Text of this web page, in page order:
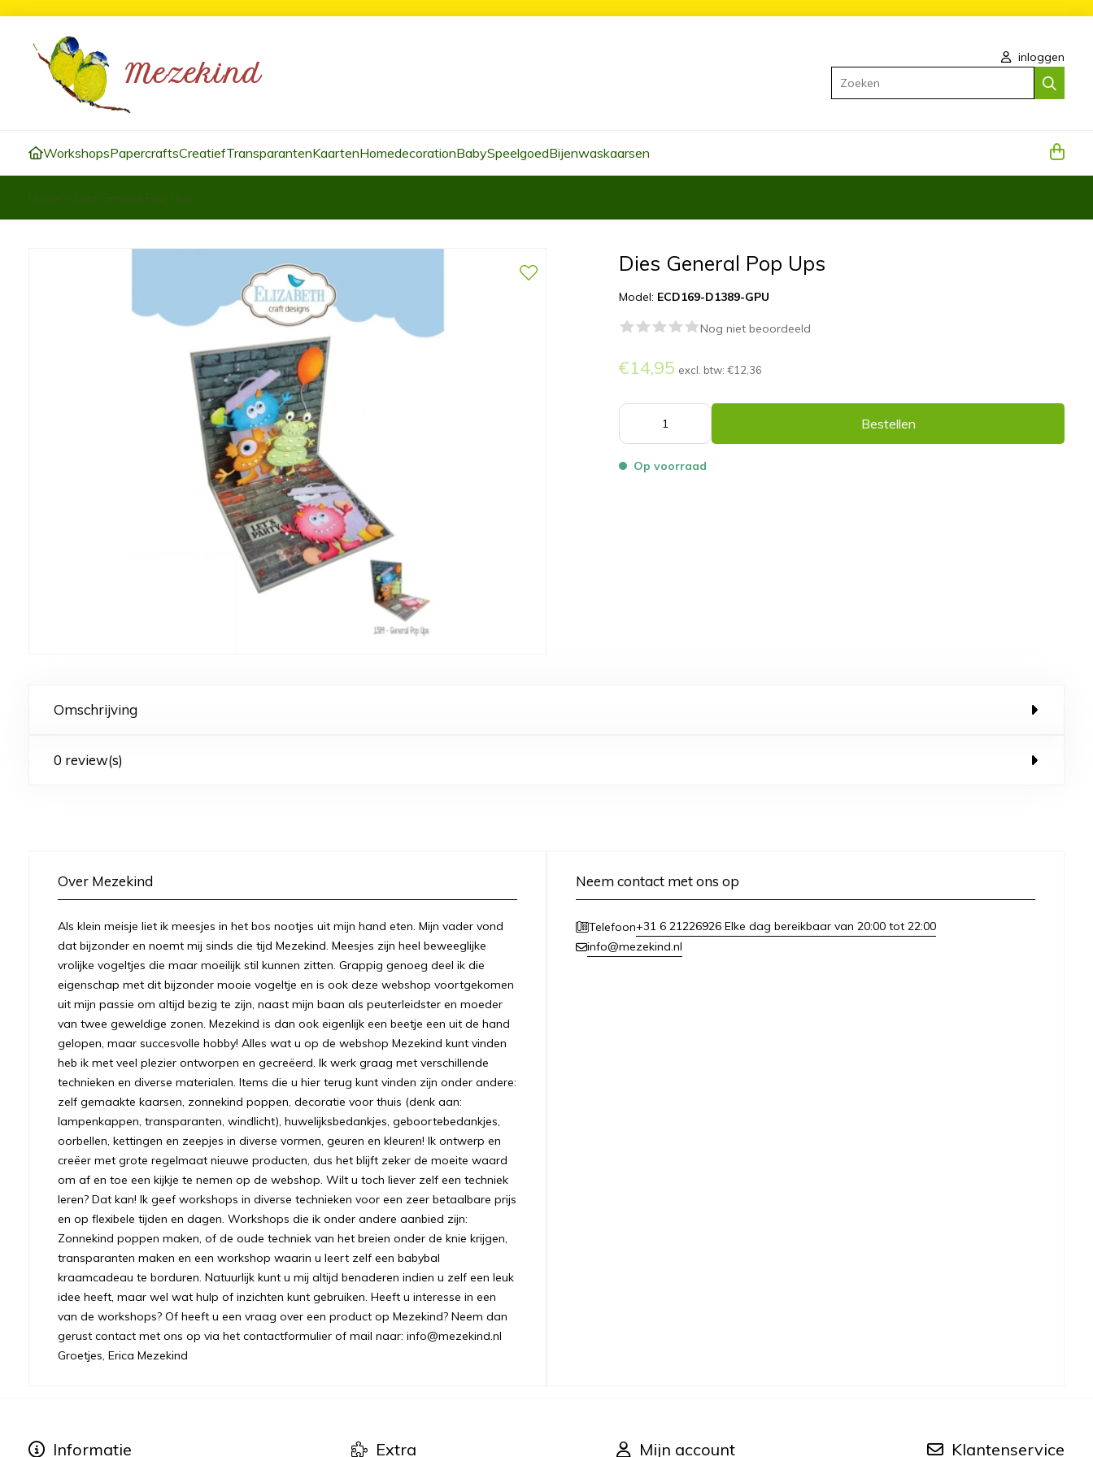
inloggen
Zoeken
WorkshopsPapercraftsCreatiefTransparantenKaartenHomedecorationBabySpeelgoedBijenwaskaarsen
Home Dies General Pop Ups
Dies General Pop Ups
Model: ECD169-D1389-GPU
Nog niet beoordeeld
€14,95 excl. btw:€12,36
Bestellen
Op voorraad
Omschrijving
0 review(s)
Over Mezekind
Als klein meisje liet ik meesjes in het bos nootjes uit mijn hand eten. Mijn vader vond
dat bijzonder en noemt mij sinds die tijd Mezekind. Meesjes zijn heel beweeglijke
vrolijke vogeltjes die maar moeilijk stil kunnen zitten. Grappig genoeg deel ik die
eigenschap met dit bijzonder mooie vogeltje en is ook deze webshop voortgekomen
uit mijn passie om altijd bezig te zijn, naast mijn baan als peuterleidster en moeder
van twee geweldige zonen. Mezekind is dan ook eigenlijk een beetje een uit de hand
gelopen, maar succesvolle hobby! Alles wat u op de webshop Mezekind kunt vinden
heb ik met veel plezier ontworpen en gecreëerd. Ik werk graag met verschillende
technieken en diverse materialen. Items die u hier terug kunt vinden zijn onder andere:
zelf gemaakte kaarsen, zonnekind poppen, decoratie voor thuis (denk aan:
lampenkappen, transparanten, windlicht), huwelijksbedankjes, geboortebedankjes,
oorbellen, kettingen en zeepjes in diverse vormen, geuren en kleuren! Ik ontwerp en
creëer met grote regelmaat nieuwe producten, dus het blijft zeker de moeite waard
om af en toe een kijkje te nemen op de webshop. Wilt u toch liever zelf een techniek
leren? Dat kan! Ik geef workshops in diverse technieken voor een zeer betaalbare prijs
en op flexibele tijden en dagen. Workshops die ik onder andere aanbied zijn:
Zonnekind poppen maken, of de oude techniek van het breien onder de knie krijgen,
transparanten maken en een workshop waarin u leert zelf een babybal
kraamcadeau te borduren. Natuurlijk kunt u mij altijd benaderen indien u zelf een leuk
idee heeft, maar wel wat hulp of inzichten kunt gebruiken. Heeft u interesse in een
van de workshops? Of heeft u een vraag over een product op Mezekind? Neem dan
gerust contact met ons op via het contactformulier of mail naar: info@mezekind.nl
Groetjes, Erica Mezekind
Neem contact met ons op
Telefoon+31 6 21226926 Elke dag bereikbaar van 20:00 tot 22:00
info@mezekind.nl
Informatie Extra Mijn account Klantenservice